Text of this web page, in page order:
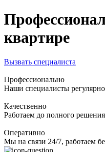
квартире
Вызвать специалиста
Профессионально
Наши специалисты
Качественно
Работаем до полного
Оперативно
Мы на связи 24/7, работаем